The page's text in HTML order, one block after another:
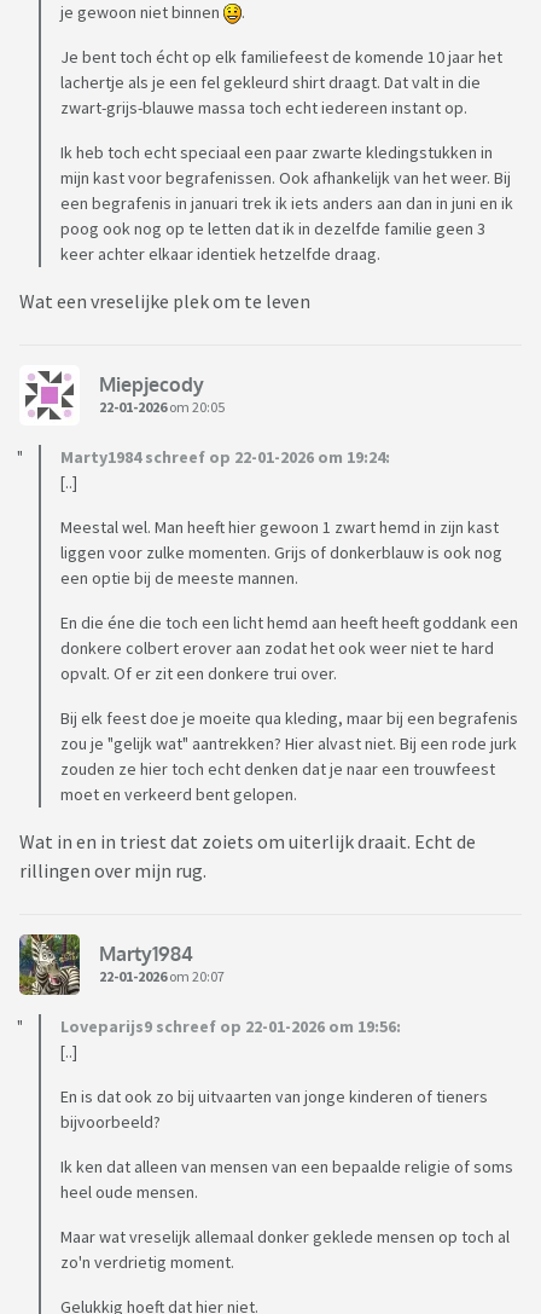
je gewoon niet binnen
.
Je bent toch écht op elk familiefeest de komende 10 jaar het
lachertje als je een fel gekleurd shirt draagt. Dat valt in die
zwart-grijs-blauwe massa toch echt iedereen instant op.
Ik heb toch echt speciaal een paar zwarte kledingstukken in
mijn kast voor begrafenissen. Ook afhankelijk van het weer. Bij
een begrafenis in januari trek ik iets anders aan dan in juni en ik
poog ook nog op te letten dat ik in dezelfde familie geen 3
keer achter elkaar identiek hetzelfde draag.
Wat een vreselijke plek om te leven
Miepjecody
22-01-2026om 20:05
Marty1984 schreef op 22-01-2026 om 19:24:
[..]
Meestal wel. Man heeft hier gewoon 1 zwart hemd in zijn kast
liggen voor zulke momenten. Grijs of donkerblauw is ook nog
een optie bij de meeste mannen.
En die éne die toch een licht hemd aan heeft heeft goddank een
donkere colbert erover aan zodat het ook weer niet te hard
opvalt. Of er zit een donkere trui over.
Bij elk feest doe je moeite qua kleding, maar bij een begrafenis
zou je "gelijk wat" aantrekken? Hier alvast niet. Bij een rode jurk
zouden ze hier toch echt denken dat je naar een trouwfeest
moet en verkeerd bent gelopen.
Wat in en in triest dat zoiets om uiterlijk draait. Echt de
rillingen over mijn rug.
Marty1984
22-01-2026om 20:07
Loveparijs9 schreef op 22-01-2026 om 19:56:
[..]
En is dat ook zo bij uitvaarten van jonge kinderen of tieners
bijvoorbeeld?
Ik ken dat alleen van mensen van een bepaalde religie of soms
heel oude mensen.
Maar wat vreselijk allemaal donker geklede mensen op toch al
zo'n verdrietig moment.
Gelukkig hoeft dat hier niet.